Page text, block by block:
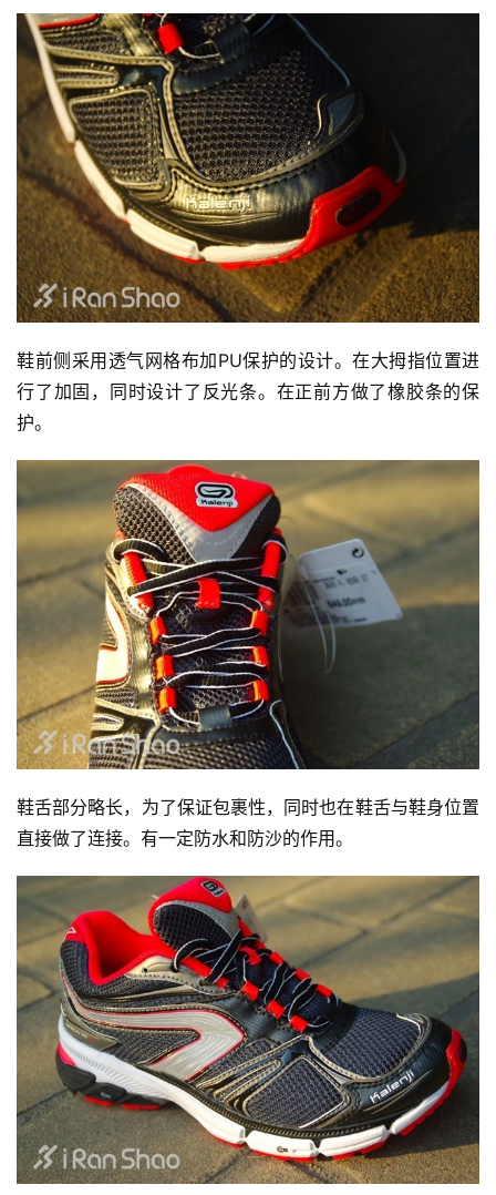
比
赛
观
装
训
视
频
用
运
动
鞋前侧采用透气网格布加PU保护的设计。在大拇指位置进
行了加固，同时设计了反光条。在正前方做了橡胶条的保
护。
鞋舌部分略长，为了保证包裹性，同时也在鞋舌与鞋身位置
直接做了连接。有一定防水和防沙的作用。